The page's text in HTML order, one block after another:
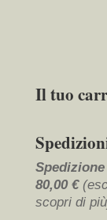
Il tuo
80,00 €
scopri di più